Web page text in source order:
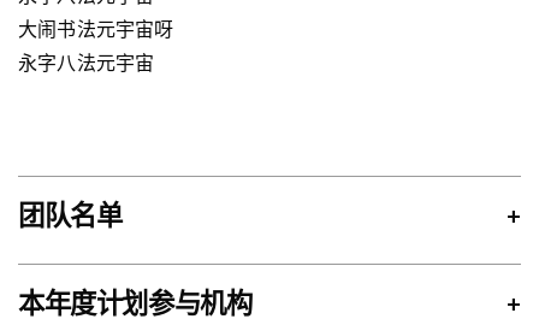
大闹书法元宇宙呀
永字八法元宇宙
团队名单 +
儿童创意 Arts Tech Camp《孙悟空大闹书法元宇
本年度计划参与机构 +